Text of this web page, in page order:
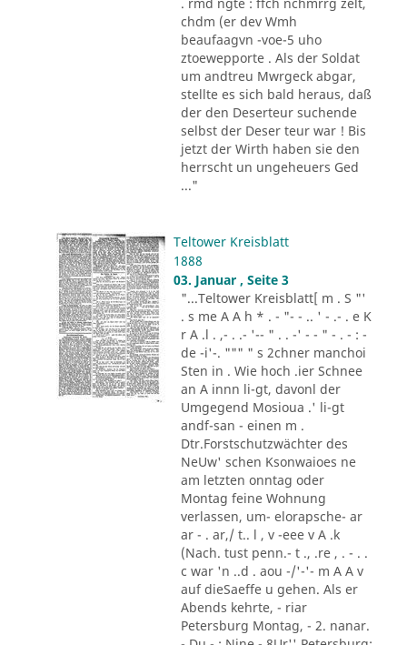
chdm (er dev Wmh
beaufaagvn -voe-5 uho
ztoewepporte . Als der Soldat
um andtreu Mwrgeck abgar,
stellte es sich bald heraus, daß
der den Deserteur suchende
selbst der Deser teur war ! Bis
jetzt der Wirth haben sie den
herrscht un ungeheuers Ged
..."
Teltower Kreisblatt
1888
03. Januar , Seite 3
"...Teltower Kreisblatt[ m . S "'
. s me A A h * . - "- - .. ' - .- . e K
r A .l . ,- . .- '-- " . . -' - - " - . - : -
de -i'-. """ " s 2chner manchoi
Sten in . Wie hoch .ier Schnee
an A innn li-gt, davonl der
Umgegend Mosioua .' li-gt
andf-san - einen m .
Dtr.Forstschutzwächter des
NeUw' schen Ksonwaioes ne
am letzten onntag oder
Montag feine Wohnung
verlassen, um- elorapsche- ar
ar - . ar,/ t.. l , v -eee v A .k
(Nach. tust penn.- t ., .re , . - . .
c war 'n ..d . aou -/'-'- m A A v
auf dieSaeffe u gehen. Als er
Abends kehrte, - riar
Petersburg Montag, - 2. nanar.